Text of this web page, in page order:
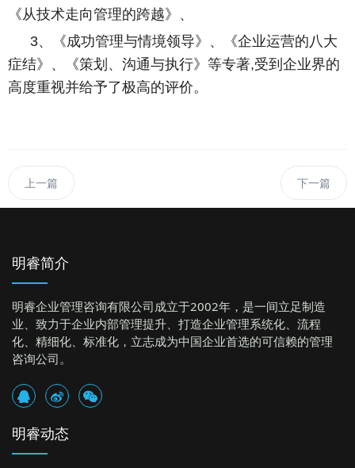
《从技术走向管理的跨越》、
3、《成功管理与情境领导》、《企业运营的八大
症结》、《策划、沟通与执行》等专著,受到企业界的
高度重视并给予了极高的评价。
上一篇 下一篇
明睿简介
明睿企业管理咨询有限公司成立于2002年，是一间立足制造
业、致力于企业内部管理提升、打造企业管理系统化、流程
化、精细化、标准化，立志成为中国企业首选的可信赖的管理
咨询公司。
明睿动态